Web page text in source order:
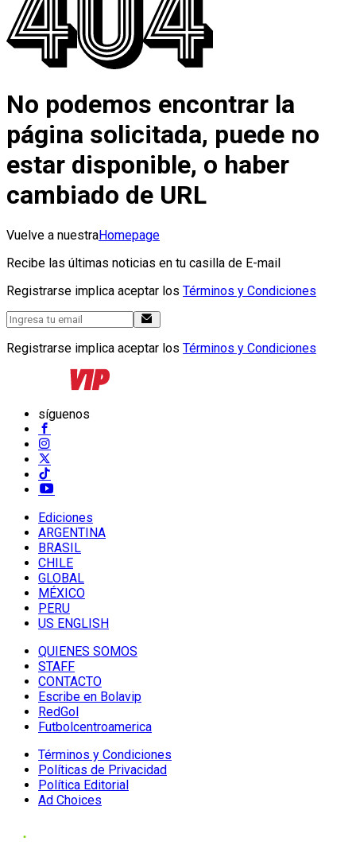
No podemos encontrar la
página solicitada, puede no
estar disponible, o haber
cambiado de URL
Vuelve a nuestraHomepage
Recibe las últimas noticias en tu casilla de E-mail
Registrarse implica aceptar los Términos y Condiciones
Registrarse implica aceptar los Términos y Condiciones
síguenos
Ediciones
ARGENTINA
BRASIL
CHILE
GLOBAL
MÉXICO
PERU
US ENGLISH
QUIENES SOMOS
STAFF
CONTACTO
Escribe en Bolavip
RedGol
Futbolcentroamerica
Términos y Condiciones
Políticas de Privacidad
Política Editorial
Ad Choices